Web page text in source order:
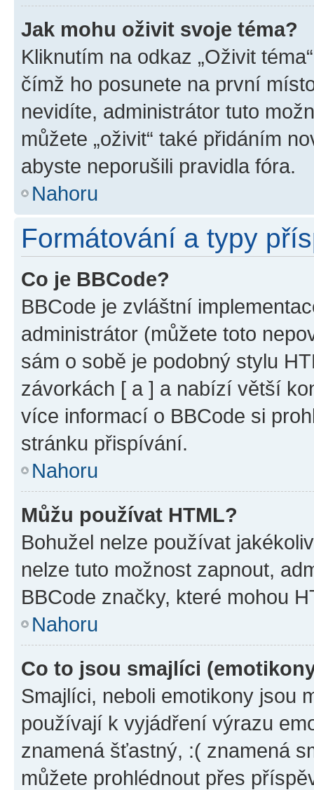
Jak mohu oživit svoje téma?
Kliknutím na odkaz „Oživit
čímž ho posunete na první
nevidíte, administrátor tuto
můžete „oživit“ také přidáním
abyste neporušili pravidla fóra.
Nahoru
Formátování a typy
Co je BBCode?
BBCode je zvláštní
administrátor (můžete toto
sám o sobě je podobný stylu
závorkách [ a ] a nabízí větší
více informací o BBCode si
stránku přispívání.
Nahoru
Můžu používat HTML?
Bohužel nelze používat
nelze tuto možnost zapnout,
BBCode značky, které mohou
Nahoru
Co to jsou smajlíci
Smajlíci, neboli emotikony jsou
používají k vyjádření výrazu
znamená šťastný, :( znamená
můžete prohlédnout přes